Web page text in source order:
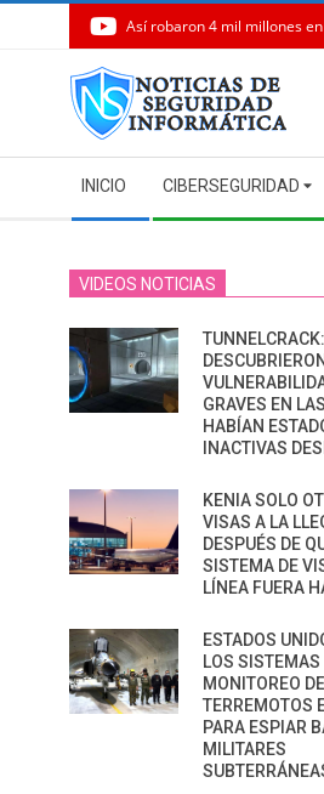
Así robaron 4 mil millones
Navigation
Menu
INICIO CIBERSEGURIDAD
VIDEOS NOTICIAS
GRAVES EN
HABÍAN
INACTIVAS
KENIA SOLO
VISAS A LA
DESPUÉS DE
SISTEMA DE
LÍNEA FUERA
ESTADOS
LOS SISTEMAS
MONITOREO DE
TERREMOTOS
PARA ESPIAR
MILITARES